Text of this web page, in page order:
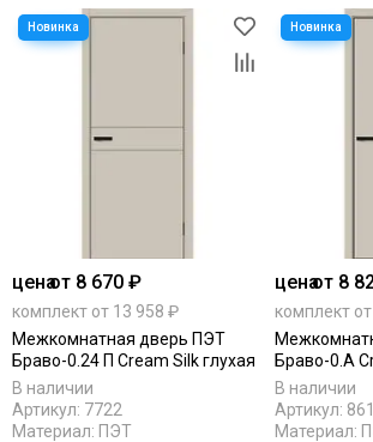
ценаот 8 670 ₽
комплект от 13 958 ₽
Межкомнатная дверь ПЭТ
Браво-0.24 П Cream Silk глухая
В наличии
Артикул: 7722
Материал: ПЭТ
ценаот 8
комплект
Браво-0.А
В наличии
Артикул:
Материал: